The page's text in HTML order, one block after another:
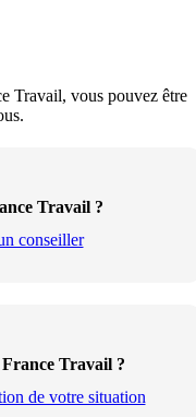
Travail, vous pouvez être
Travail ?
conseiller
Travail ?
de votre situation